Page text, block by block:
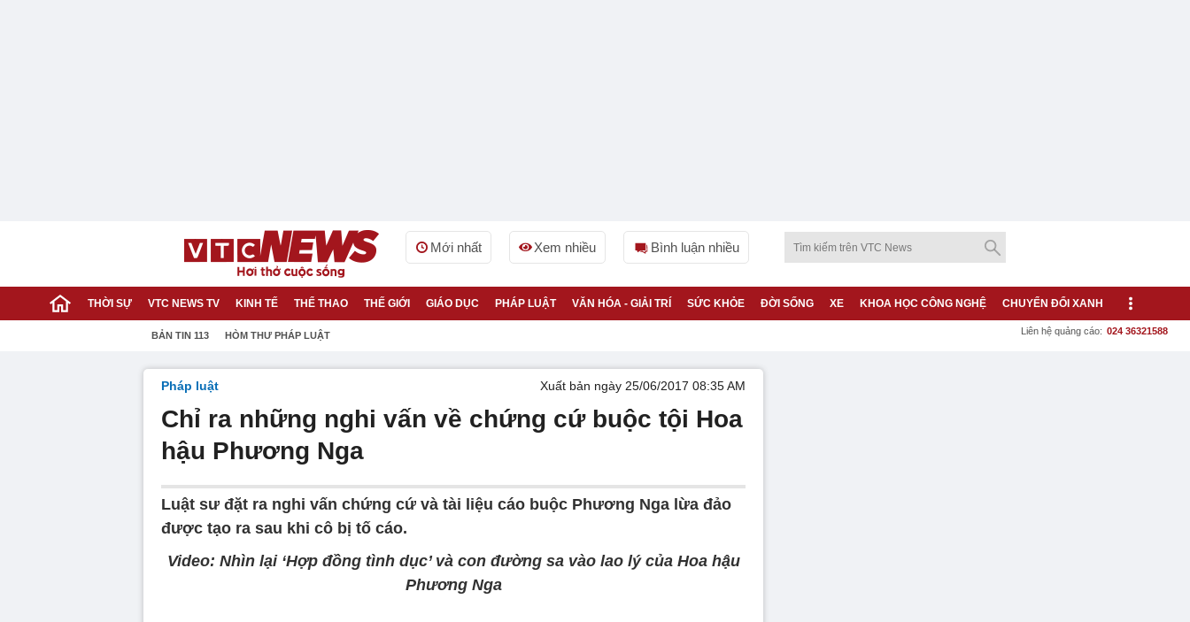
Mới nhất Xem nhiều Bình luận nhiều
THỜI SỰ VTC NEWS TV KINH TẾ THỂ THAO THẾ GIỚI GIÁO DỤC PHÁP LUẬT VĂN HÓA - GIẢI TRÍ SỨC KHỎE ĐỜI SỐNG XE KHOA HỌC CÔNG NGHỆ CHUYỂN ĐỔI XANH
BẢN TIN 113 HÒM THƯ PHÁP LUẬT Liên hệ quảng cáo: 024 36321588
Pháp luật Xuất bản ngày 25/06/2017 08:35 AM
Chỉ ra những nghi vấn về chứng cứ buộc tội Hoa
hậu Phương Nga
Luật sư đặt ra nghi vấn chứng cứ và tài liệu cáo buộc Phương Nga lừa đảo
được tạo ra sau khi cô bị tố cáo.
Video: Nhìn lại ‘Hợp đồng tình dục’ và con đường sa vào lao lý của Hoa hậu
Phương Nga